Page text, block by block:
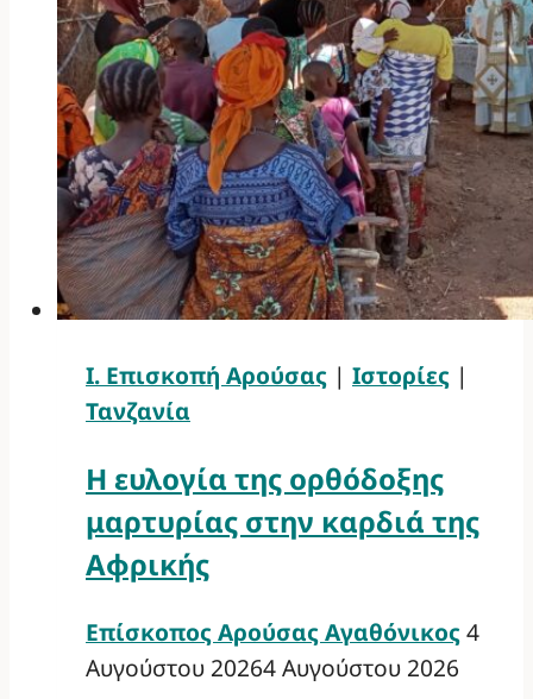
Ι. Επισκοπή Αρούσας | Ιστορίες |
Τανζανία
Η ευλογία της ορθόδοξης
μαρτυρίας στην καρδιά της
Αφρικής
Επίσκοπος Αρούσας Αγαθόνικος 4
Αυγούστου 20264 Αυγούστου 2026